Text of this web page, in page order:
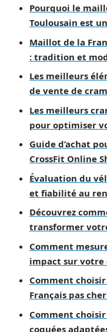
Pourquoi le
Toulousain est
Maillot de la
: tradition et
Les meilleurs
de vente de
Les meilleurs
pour optimiser
Guide d’achat
CrossFit Online
Évaluation du
et fiabilité au
Découvrez
transformer
Comment
impact sur votre
Comment
Français pas
Comment
coquées